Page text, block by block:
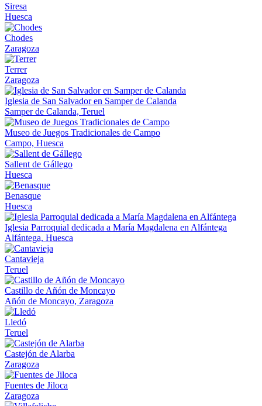
Siresa
Huesca
Chodes
Zaragoza
Terrer
Zaragoza
Iglesia de San Salvador en Samper de Calanda
Samper de Calanda, Teruel
Museo de Juegos Tradicionales de Campo
Campo, Huesca
Sallent de Gállego
Huesca
Benasque
Huesca
Iglesia Parroquial dedicada a María Magdalena en Alfántega
Alfántega, Huesca
Cantavieja
Teruel
Castillo de Añón de Moncayo
Añón de Moncayo, Zaragoza
Lledó
Teruel
Castejón de Alarba
Zaragoza
Fuentes de Jiloca
Zaragoza